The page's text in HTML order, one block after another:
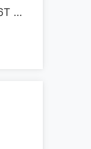
标致标致4082016款 1.6T 自动豪华版